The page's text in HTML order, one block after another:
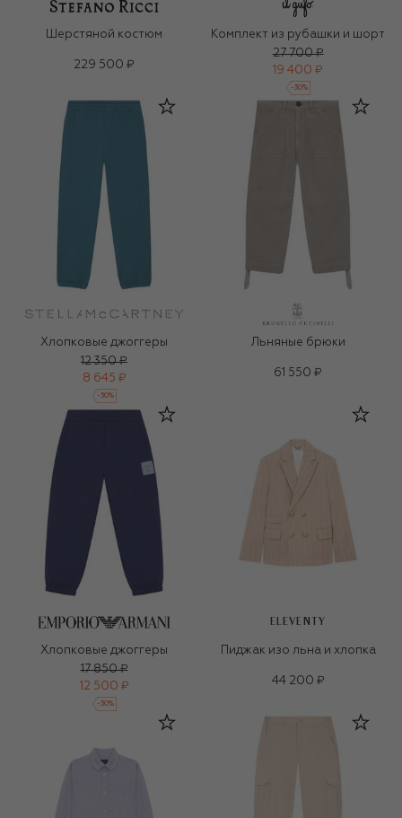
Шерстяной костюм
229 500 ₽
Комплект из рубашки и шорт
27 700 ₽
19 400 ₽
-30%
Хлопковые джоггеры
12 350 ₽
8 645 ₽
-30%
Льняные брюки
61 550 ₽
Хлопковые джоггеры
17 850 ₽
12 500 ₽
-30%
ELEVENTY
Пиджак изо льна и хлопка
44 200 ₽